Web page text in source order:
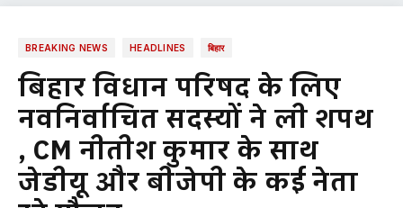
BREAKING NEWS HEADLINES बिहार
बिहार विधान परिषद के लिए
नवनिर्वाचित सदस्यों ने ली शपथ
, CM नीतीश कुमार के साथ
जेडीयू और बीजेपी के कई नेता